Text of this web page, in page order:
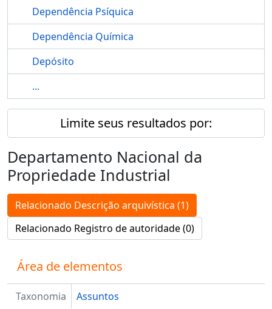
Dependência Psíquica
Dependência Química
Depósito
...
Limite seus resultados por:
Departamento Nacional da
Propriedade Industrial
Relacionado Descrição arquivística (1)
Relacionado Registro de autoridade (0)
Área de elementos
Taxonomia Assuntos